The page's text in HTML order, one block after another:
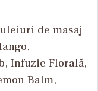
de masaj
Infuzie Florală,
Balm,